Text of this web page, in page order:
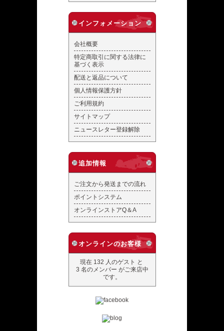
インフォメーション
会社概要
特定商取引に関する法律に
基づく表示
配送と返品について
個人情報保護方針
ご利用規約
サイトマップ
ニュースレター登録解除
追加情報
ご注文から発送までの流れ
ポイントシステム
オンラインストアQ＆A
オンラインのお客様
現在 132 人のゲスト と
3 名のメンバー がご来店中
です。